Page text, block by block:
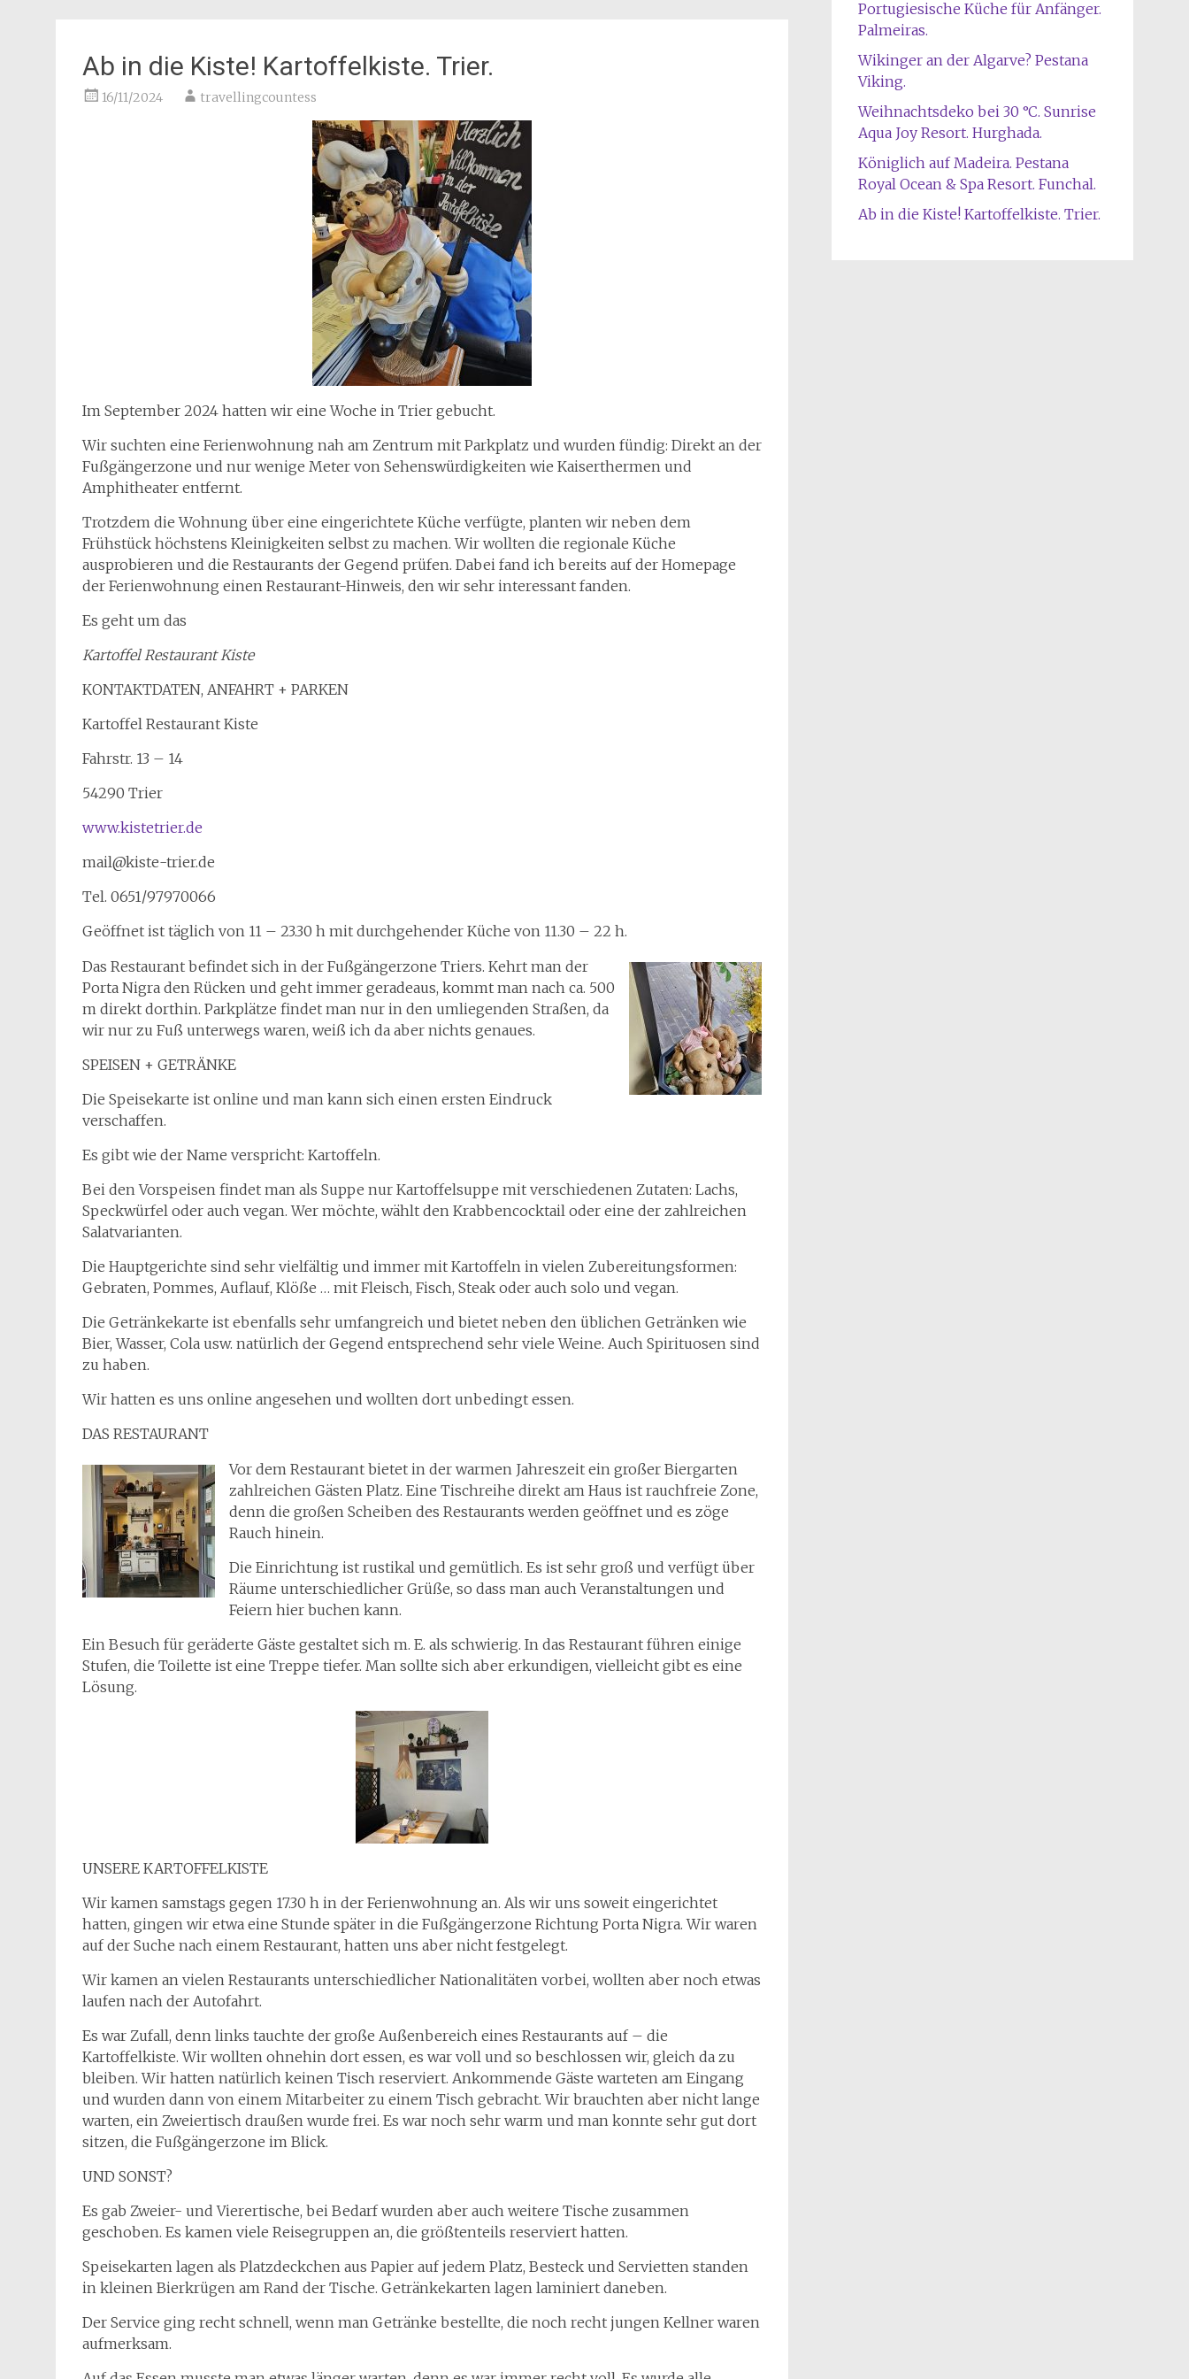
Ab in die Kiste! Kartoffelkiste. Trier.
16/11/2024 travellingcountess
Im September 2024 hatten wir eine Woche in Trier gebucht.
Wir suchten eine Ferienwohnung nah am Zentrum mit Parkplatz und wurden fündig: Direkt an der
Fußgängerzone und nur wenige Meter von Sehenswürdigkeiten wie Kaiserthermen und
Amphitheater entfernt.
Trotzdem die Wohnung über eine eingerichtete Küche verfügte, planten wir neben dem
Frühstück höchstens Kleinigkeiten selbst zu machen. Wir wollten die regionale Küche
ausprobieren und die Restaurants der Gegend prüfen. Dabei fand ich bereits auf der Homepage
der Ferienwohnung einen Restaurant-Hinweis, den wir sehr interessant fanden.
Es geht um das
Kartoffel Restaurant Kiste
KONTAKTDATEN, ANFAHRT + PARKEN
Kartoffel Restaurant Kiste
Fahrstr. 13 – 14
54290 Trier
www.kistetrier.de
mail@kiste-trier.de
Tel. 0651/97970066
Geöffnet ist täglich von 11 – 23.30 h mit durchgehender Küche von 11.30 – 22 h.
Das Restaurant befindet sich in der Fußgängerzone Triers. Kehrt man der
Porta Nigra den Rücken und geht immer geradeaus, kommt man nach ca. 500
m direkt dorthin. Parkplätze findet man nur in den umliegenden Straßen, da
wir nur zu Fuß unterwegs waren, weiß ich da aber nichts genaues.
SPEISEN + GETRÄNKE
Die Speisekarte ist online und man kann sich einen ersten Eindruck
verschaffen.
Es gibt wie der Name verspricht: Kartoffeln.
Bei den Vorspeisen findet man als Suppe nur Kartoffelsuppe mit verschiedenen Zutaten: Lachs,
Speckwürfel oder auch vegan. Wer möchte, wählt den Krabbencocktail oder eine der zahlreichen
Salatvarianten.
Die Hauptgerichte sind sehr vielfältig und immer mit Kartoffeln in vielen Zubereitungsformen:
Gebraten, Pommes, Auflauf, Klöße … mit Fleisch, Fisch, Steak oder auch solo und vegan.
Die Getränkekarte ist ebenfalls sehr umfangreich und bietet neben den üblichen Getränken wie
Bier, Wasser, Cola usw. natürlich der Gegend entsprechend sehr viele Weine. Auch Spirituosen sind
zu haben.
Wir hatten es uns online angesehen und wollten dort unbedingt essen.
DAS RESTAURANT
Vor dem Restaurant bietet in der warmen Jahreszeit ein großer Biergarten
zahlreichen Gästen Platz. Eine Tischreihe direkt am Haus ist rauchfreie Zone,
denn die großen Scheiben des Restaurants werden geöffnet und es zöge
Rauch hinein.
Die Einrichtung ist rustikal und gemütlich. Es ist sehr groß und verfügt über
Räume unterschiedlicher Grüße, so dass man auch Veranstaltungen und
Feiern hier buchen kann.
Ein Besuch für geräderte Gäste gestaltet sich m. E. als schwierig. In das Restaurant führen einige
Stufen, die Toilette ist eine Treppe tiefer. Man sollte sich aber erkundigen, vielleicht gibt es eine
Lösung.
UNSERE KARTOFFELKISTE
Wir kamen samstags gegen 17.30 h in der Ferienwohnung an. Als wir uns soweit eingerichtet
hatten, gingen wir etwa eine Stunde später in die Fußgängerzone Richtung Porta Nigra. Wir waren
auf der Suche nach einem Restaurant, hatten uns aber nicht festgelegt.
Wir kamen an vielen Restaurants unterschiedlicher Nationalitäten vorbei, wollten aber noch etwas
laufen nach der Autofahrt.
Es war Zufall, denn links tauchte der große Außenbereich eines Restaurants auf – die
Kartoffelkiste. Wir wollten ohnehin dort essen, es war voll und so beschlossen wir, gleich da zu
bleiben. Wir hatten natürlich keinen Tisch reserviert. Ankommende Gäste warteten am Eingang
und wurden dann von einem Mitarbeiter zu einem Tisch gebracht. Wir brauchten aber nicht lange
warten, ein Zweiertisch draußen wurde frei. Es war noch sehr warm und man konnte sehr gut dort
sitzen, die Fußgängerzone im Blick.
UND SONST?
Es gab Zweier- und Vierertische, bei Bedarf wurden aber auch weitere Tische zusammen
geschoben. Es kamen viele Reisegruppen an, die größtenteils reserviert hatten.
Speisekarten lagen als Platzdeckchen aus Papier auf jedem Platz, Besteck und Servietten standen
in kleinen Bierkrügen am Rand der Tische. Getränkekarten lagen laminiert daneben.
Der Service ging recht schnell, wenn man Getränke bestellte, die noch recht jungen Kellner waren
aufmerksam.
Portugiesische Küche für Anfänger.
Palmeiras.
Wikinger an der Algarve? Pestana
Viking.
Weihnachtsdeko bei 30 °C. Sunrise
Aqua Joy Resort. Hurghada.
Königlich auf Madeira. Pestana
Royal Ocean & Spa Resort. Funchal.
Ab in die Kiste! Kartoffelkiste. Trier.